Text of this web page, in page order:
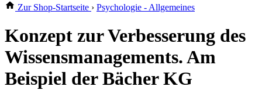
Zur Shop-Startseite › Psychologie - Allgemeines
Konzept zur Verbesserung des
Wissensmanagements. Am
Beispiel der Bächer KG